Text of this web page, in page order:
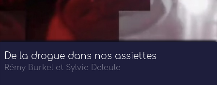
De la drogue dans nos assiettes
Rémy Burkel et Sylvie Deleule